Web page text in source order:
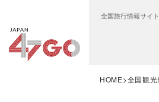
全国旅行情報サイ
HOME 全国観